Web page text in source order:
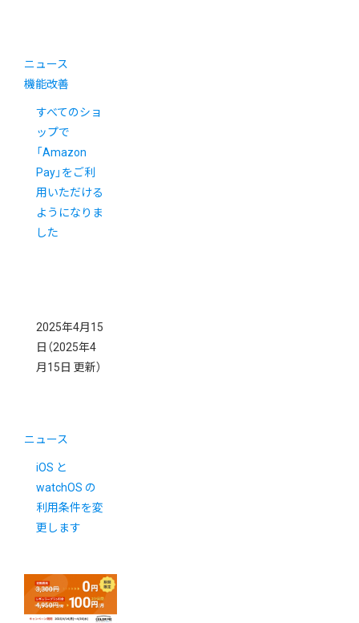
ニュース
機能改善
すべてのショ
ップで
「Amazon
Pay」をご利
用いただける
ようになりま
した
2025年4月15
日 （2025年4
月15日 更新）
ニュース
iOS と
watchOS の
利用条件を変
更します